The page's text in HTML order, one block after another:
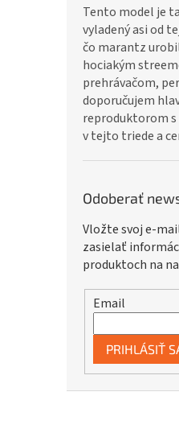
Tento model je
vyladený asi od
čo marantz
hociakým
prehrávačom,
doporučujem
reproduktorom
v tejto triede a
Odoberať
Vložte svoj e-
zasielať
produktoch na
Email
PRIHLÁSIŤ